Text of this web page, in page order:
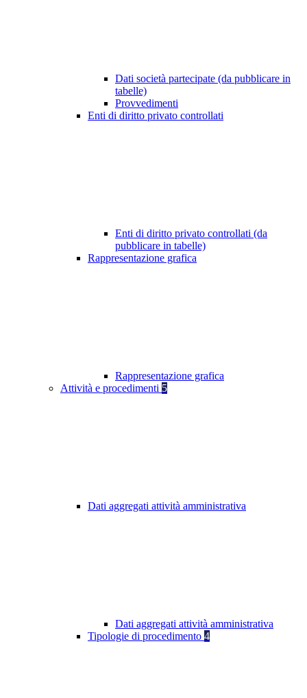
Dati società partecipate (da pubblicare in
tabelle)
Provvedimenti
Enti di diritto privato controllati
Enti di diritto privato controllati (da
pubblicare in tabelle)
Rappresentazione grafica
Rappresentazione grafica
Attività e procedimenti 5
Dati aggregati attività amministrativa
Dati aggregati attività amministrativa
Tipologie di procedimento 4